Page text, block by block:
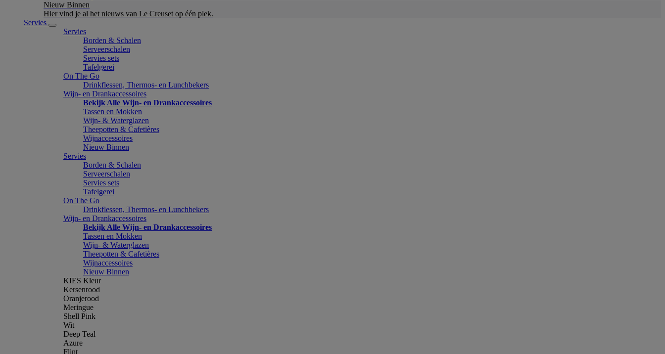
Nieuw Binnen
Hier vind je al het nieuws van Le Creuset op één plek.
Servies
Servies
Borden & Schalen
Serveerschalen
Servies sets
Tafelgerei
On The Go
Drinkflessen, Thermos- en Lunchbekers
Wijn- en Drankaccessoires
Bekijk Alle Wijn- en Drankaccessoires
Tassen en Mokken
Wijn- & Waterglazen
Theepotten & Cafetières
Wijnaccessoires
Nieuw Binnen
Servies
Borden & Schalen
Serveerschalen
Servies sets
Tafelgerei
On The Go
Drinkflessen, Thermos- en Lunchbekers
Wijn- en Drankaccessoires
Bekijk Alle Wijn- en Drankaccessoires
Tassen en Mokken
Wijn- & Waterglazen
Theepotten & Cafetières
Wijnaccessoires
Nieuw Binnen
KIES Kleur
Kersenrood
Oranjerood
Meringue
Shell Pink
Wit
Deep Teal
Azure
Flint